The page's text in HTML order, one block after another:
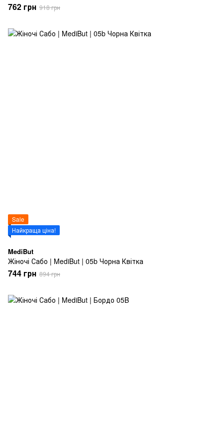
762 грн 918 грн
Sale
Найкраща ціна!
MediBut
Жіночі Сабо | MediBut | 05b Чорна Квітка
744 грн 894 грн